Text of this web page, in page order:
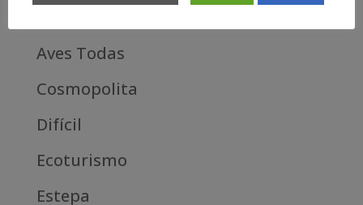
Aves Todas
Cosmopolita
Difícil
Ecoturismo
Estepa